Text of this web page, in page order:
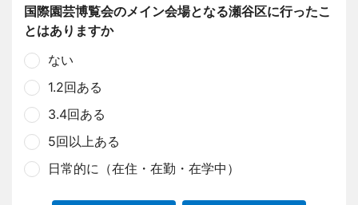
国際園芸博覧会のメイン会場となる瀬谷区に行ったこ
とはありますか
ない
1.2回ある
3.4回ある
5回以上ある
日常的に（在住・在勤・在学中）